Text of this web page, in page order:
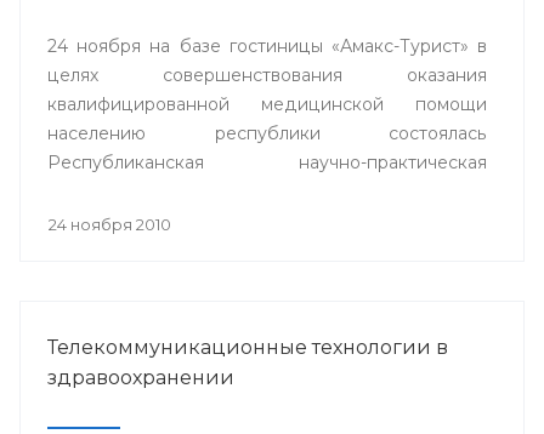
24 ноября на базе гостиницы «Амакс-Турист» в
целях совершенствования оказания
квалифицированной медицинской помощи
населению республики состоялась
Республиканская научно-практическая
лечения сахарного диабета».
24 ноября 2010
Телекоммуникационные технологии в
здравоохранении